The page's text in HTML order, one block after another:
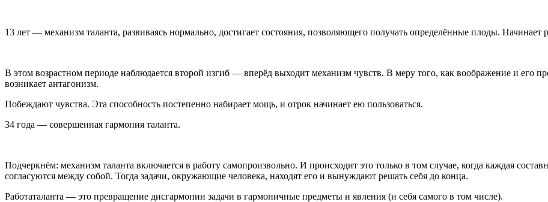
13 лет — механизм таланта, развиваясь нормально, достигает состояния, позволяющего получать определённые плоды. Начинает
В этом возрастном периоде наблюдается второй изгиб — вперёд выходит механизм чувств. В меру того, как воображение и
возникает антагонизм.
Побеждают чувства. Эта способность постепенно набирает мощь, и отрок начинает ею пользоваться.
34 года — совершенная гармония таланта.
Подчеркнём: механизм таланта включается в работу самопроизвольно. И происходит это только в том случае, когда каждая
согласуются между собой. Тогда задачи, окружающие человека, находят его и вынуждают решать себя до конца.
Работаталанта — это превращение дисгармонии задачи в гармоничные предметы и явления (и себя самого в том числе).